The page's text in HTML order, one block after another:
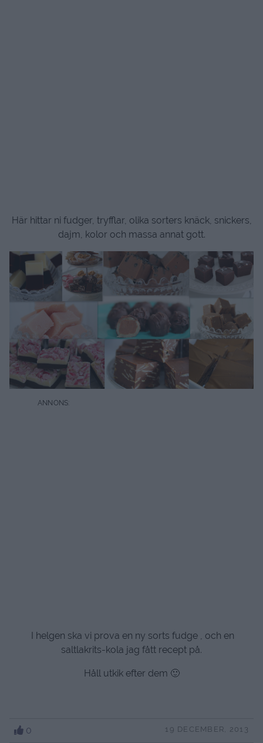
Här hittar ni fudger, tryfflar, olika sorters knäck, snickers,
dajm, kolor och massa annat gott.
I helgen ska vi prova en ny sorts fudge , och en
saltlakrits-kola jag fått recept på.
Håll utkik efter dem 🙂
0 19 DECEMBER, 2013